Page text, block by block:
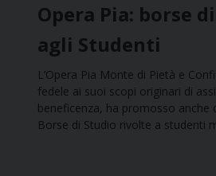
Opera Pia: borse
agli Studenti
L’Opera Pia Monte di Pietà e
fedele ai suoi scopi originari di
beneficenza, ha promosso anche
Borse di Studio rivolte a studenti